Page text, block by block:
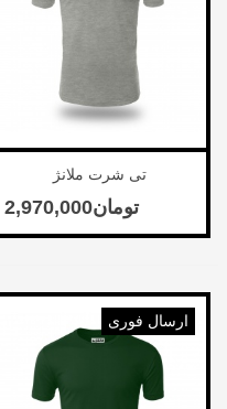
تی شرت ملانژ
‎تومان2,970,000
ارسال فوری